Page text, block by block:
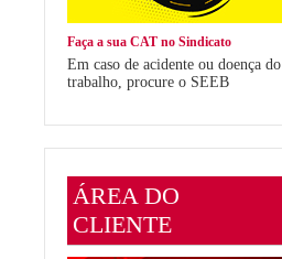
Faça a sua CAT no Sindicato
Em caso de acidente ou doença do
trabalho, procure o SEEB
ÁREA DO
CLIENTE